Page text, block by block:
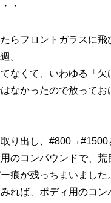
・
らフロントガラスに飛
。
なくて、いわゆる「欠
なかったので放って
り出し、#800→#1500
のコンパウンドで、
痕が残っちまいました
れば、ボディ用のコ